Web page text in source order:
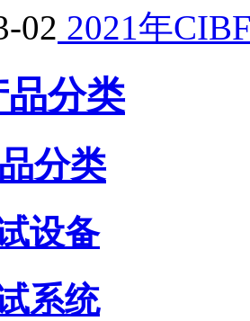
02 2021年
分类
分类
设备
系统